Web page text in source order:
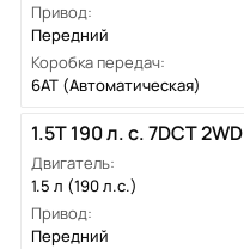
Привод:
Передний
Коробка передач:
6AT (Автоматическая)
1.5T 190 л. с. 7DCT 2WD
Двигатель:
1.5 л (190 л.с.)
Привод:
Передний